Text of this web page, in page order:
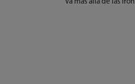
Va más allá de las